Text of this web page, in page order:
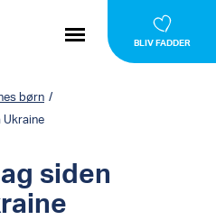
BLIV FADDER
børn /
siden